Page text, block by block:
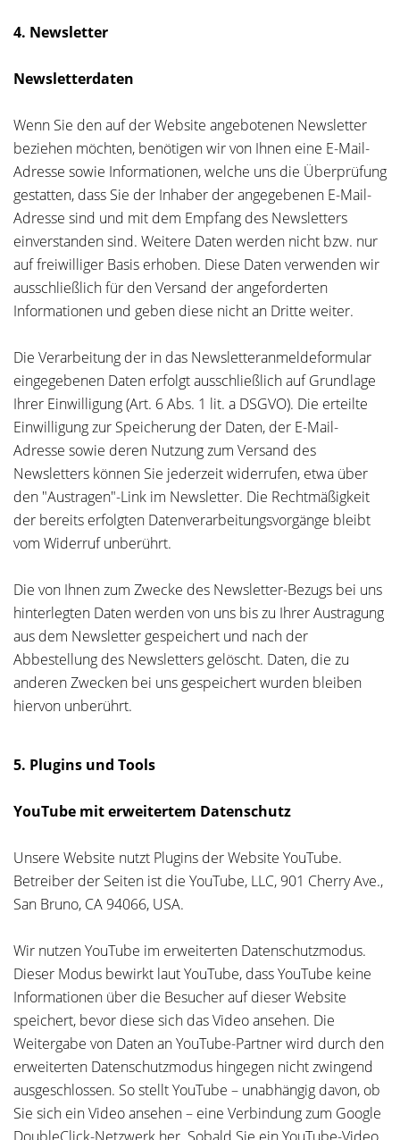
4. Newsletter
Newsletterdaten
Wenn Sie den auf der Website angebotenen Newsletter
beziehen möchten, benötigen wir von Ihnen eine E-Mail-
Adresse sowie Informationen, welche uns die Überprüfung
gestatten, dass Sie der Inhaber der angegebenen E-Mail-
Adresse sind und mit dem Empfang des Newsletters
einverstanden sind. Weitere Daten werden nicht bzw. nur
auf freiwilliger Basis erhoben. Diese Daten verwenden wir
ausschließlich für den Versand der angeforderten
Informationen und geben diese nicht an Dritte weiter.
Die Verarbeitung der in das Newsletteranmeldeformular
eingegebenen Daten erfolgt ausschließlich auf Grundlage
Ihrer Einwilligung (Art. 6 Abs. 1 lit. a DSGVO). Die erteilte
Einwilligung zur Speicherung der Daten, der E-Mail-
Adresse sowie deren Nutzung zum Versand des
Newsletters können Sie jederzeit widerrufen, etwa über
den "Austragen"-Link im Newsletter. Die Rechtmäßigkeit
der bereits erfolgten Datenverarbeitungsvorgänge bleibt
vom Widerruf unberührt.
Die von Ihnen zum Zwecke des Newsletter-Bezugs bei uns
hinterlegten Daten werden von uns bis zu Ihrer Austragung
aus dem Newsletter gespeichert und nach der
Abbestellung des Newsletters gelöscht. Daten, die zu
anderen Zwecken bei uns gespeichert wurden bleiben
hiervon unberührt.
5. Plugins und Tools
YouTube mit erweitertem Datenschutz
Unsere Website nutzt Plugins der Website YouTube.
Betreiber der Seiten ist die YouTube, LLC, 901 Cherry Ave.,
San Bruno, CA 94066, USA.
Wir nutzen YouTube im erweiterten Datenschutzmodus.
Dieser Modus bewirkt laut YouTube, dass YouTube keine
Informationen über die Besucher auf dieser Website
speichert, bevor diese sich das Video ansehen. Die
Weitergabe von Daten an YouTube-Partner wird durch den
erweiterten Datenschutzmodus hingegen nicht zwingend
ausgeschlossen. So stellt YouTube – unabhängig davon, ob
Sie sich ein Video ansehen – eine Verbindung zum Google